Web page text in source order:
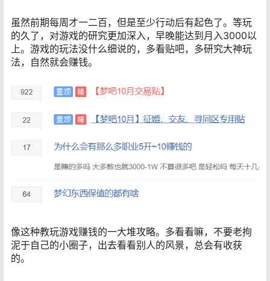
虽然前期每周才一二百，但是至少行动后有起色了。等玩
的久了，对游戏的研究更加深入，早晚能达到月入3000以
上。游戏的玩法没什么细说的，多看贴吧，多研究大神玩
法，自然就会赚钱。
像这种教玩游戏赚钱的一大堆攻略。多看看嘛，不要老拘
泥于自己的小圈子，出去看看别人的风景，总会有收获
的。